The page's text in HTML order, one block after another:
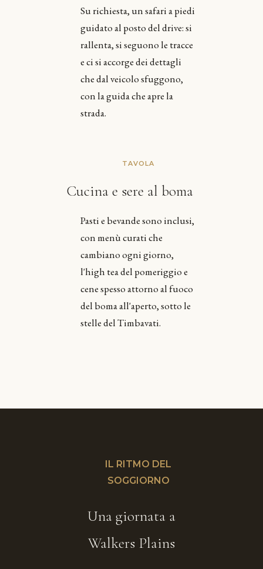
Su richiesta, un safari a piedi
guidato al posto del drive: si
rallenta, si seguono le tracce
e ci si accorge dei dettagli
che dal veicolo sfuggono,
con la guida che apre la
strada.
TAVOLA
Cucina e sere al boma
Pasti e bevande sono inclusi,
con menù curati che
cambiano ogni giorno,
l'high tea del pomeriggio e
cene spesso attorno al fuoco
del boma all'aperto, sotto le
stelle del Timbavati.
IL RITMO DEL
SOGGIORNO
Una giornata a
Walkers Plains